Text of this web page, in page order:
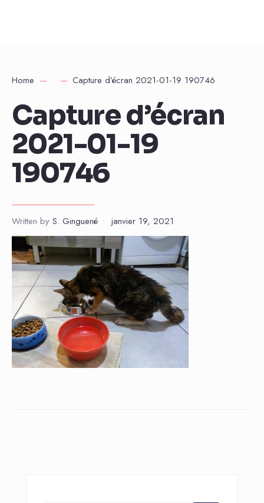
Home Capture d’écran 2021-01-19 190746
Capture d’écran
2021-01-19
190746
Written by S. Ginguené • janvier 19, 2021